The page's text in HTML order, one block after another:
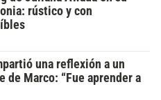
rústico y con
una reflexión a un
de Marco: “Fue aprender a